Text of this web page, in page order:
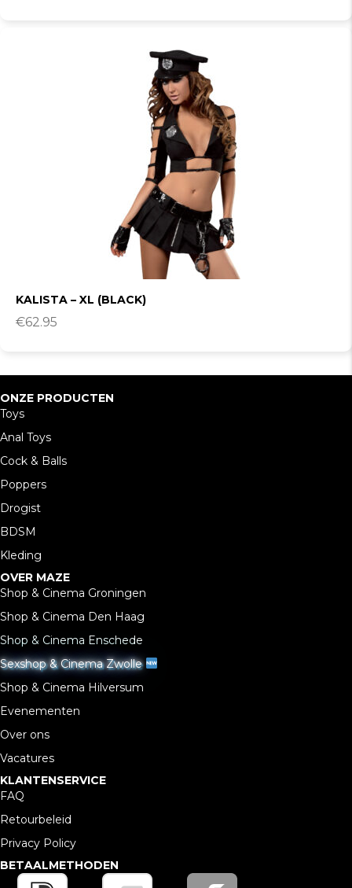
KALISTA – XL (BLACK)
€62.95
ONZE PRODUCTEN
Toys
Anal Toys
Cock & Balls
Poppers
Drogist
BDSM
Kleding
OVER MAZE
Shop & Cinema Groningen
Shop & Cinema Den Haag
Shop & Cinema Enschede
Sexshop & Cinema Zwolle
Shop & Cinema Hilversum
Evenementen
Over ons
Vacatures
KLANTENSERVICE
FAQ
Retourbeleid
Privacy Policy
BETAALMETHODEN